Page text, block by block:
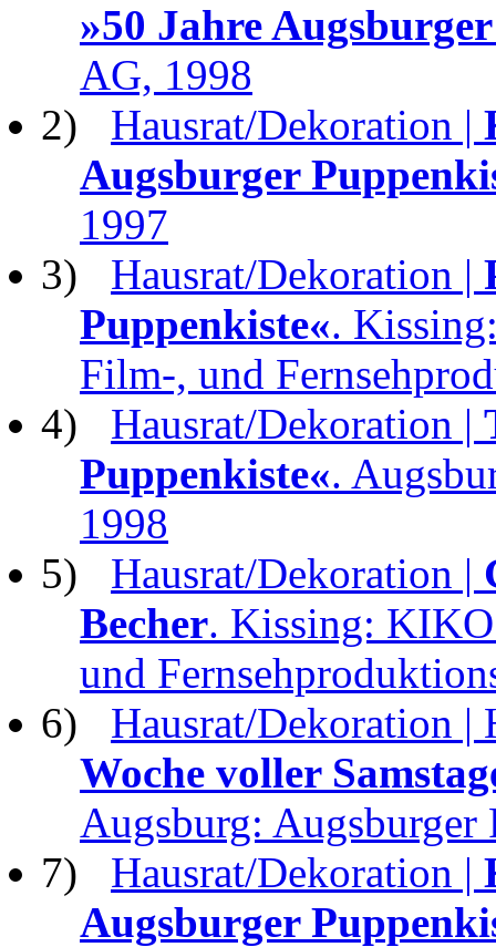
»50 Jahre
AG, 1998
2) Hausrat/Dekoration |
Augsburger
1997
3) Hausrat/Dekoration |
Puppenkiste«.
Film-, und
4) Hausrat/Dekoration |
Puppenkiste«.
1998
5) Hausrat/Dekoration |
Becher. Kissing:
und
6) Hausrat/Dekoration |
Woche voller
Augsburg: Augsburger
7) Hausrat/Dekoration |
Augsburger